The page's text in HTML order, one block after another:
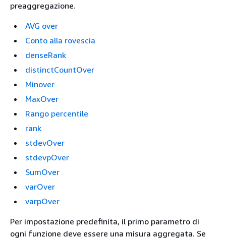
preaggregazione.
AVG over
Conto alla rovescia
denseRank
distinctCountOver
Minover
MaxOver
Rango percentile
rank
stdevOver
stdevpOver
SumOver
varOver
varpOver
Per impostazione predefinita, il primo parametro di
ogni funzione deve essere una misura aggregata. Se